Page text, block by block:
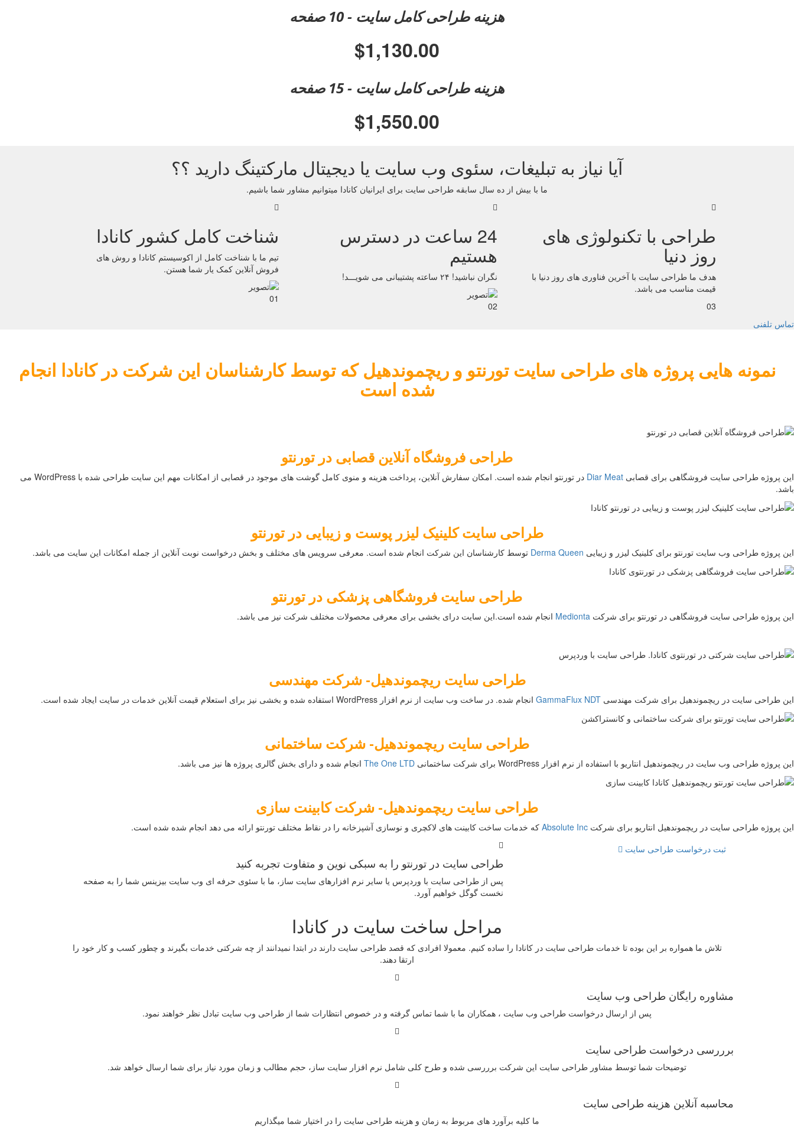
هزینه طراحی کامل سایت - 10 صفحه
$1,130.00
هزینه طراحی کامل سایت - 15 صفحه
$1,550.00
آیا نیاز به تبلیغات، سئوی وب سایت یا دیجیتال مارکتینگ دارید ؟؟
ما با بیش از ده سال سابقه طراحی سایت برای ایرانیان کانادا میتوانیم مشاور شما باشیم.
شناخت کامل کشور کانادا
تیم ما با شناخت کامل از اکوسیستم کانادا و روش های
فروش آنلاین کمک یار شما هستن.
01
24 ساعت در دسترس
هستیم
نگران نباشید! ۲۴ ساعته پشتیبانی می شویـــد!
02
طراحی با تکنولوژی های
روز دنیا
هدف ما طراحی سایت با آخرین فناوری های روز دنیا با
قیمت مناسب می باشد.
03
تماس تلفنی
نمونه هایی پروژه های طراحی سایت تورنتو و ریچموندهیل که توسط کارشناسان این شرکت در کانادا انجام
شده است
طراحی فروشگاه آنلاین قصابی در تورنتو
این پروژه طراحی سایت فروشگاهی برای قصابی Diar Meat
در تورنتو انجام شده است. امکان سفارش آنلاین، پرداخت هزینه و منوی کامل گوشت های موجود در قصابی از امکانات مهم این سایت طراحی شده با WordPress می
باشد.
طراحی سایت کلینیک لیزر پوست و زیبایی در تورنتو
این پروژه طراحی وب سایت تورنتو برای کلینیک لیزر و زیبایی Derma Queen توسط کارشناسان این شرکت انجام شده است. معرفی سرویس های مختلف و بخش درخواست نوبت آنلاین از جمله امکانات این سایت می باشد.
طراحی سایت فروشگاهی پزشکی در تورنتو
این پروژه طراحی سایت فروشگاهی در تورنتو برای شرکت Medionta انجام شده است.این سایت درای بخشی برای معرفی محصولات مختلف شرکت نیز می باشد.
طراحی سایت ریچموندهیل- شرکت مهندسی
این طراحی سایت در ریچموندهیل برای شرکت مهندسی GammaFlux NDT انجام شده. در ساخت وب سایت از نرم افزار WordPress استفاده شده و بخشی نیز برای استعلام قیمت آنلاین خدمات در سایت ایجاد شده است.
طراحی سایت ریچموندهیل- شرکت ساختمانی
این پروژه طراحی وب سایت در ریچموندهیل انتاریو با استفاده از نرم افزار WordPress برای شرکت ساختمانی The One LTD انجام شده و دارای بخش گالری پروژه ها نیز می باشد.
طراحی سایت ریچموندهیل- شرکت کابینت سازی
این پروژه طراحی سایت در ریچموندهیل انتاریو برای شرکت Absolute Inc که خدمات ساخت کابینت های لاکچری و نوسازی آشپزخانه را در نقاط مختلف تورنتو ارائه می دهد انجام شده شده است.
طراحی سایت در تورنتو را به سبکی نوین و متفاوت تجربه کنید
پس از طراحی سایت با وردپرس یا سایر نرم افزارهای سایت ساز، ما با سئوی حرفه ای وب سایت بیزینس شما را به صفحه
نخست گوگل خواهیم آورد.
ثبت درخواست طراحی سایت
مراحل ساخت سایت در کانادا
تلاش ما همواره بر این بوده تا خدمات طراحی سایت در کانادا را ساده کنیم. معمولا افرادی که قصد طراحی سایت دارند در ابتدا نمیدانند از چه شرکتی خدمات بگیرند و چطور کسب و کار خود را
ارتقا دهند.
مشاوره رایگان طراحی وب سایت
پس از ارسال درخواست طراحی وب سایت ، همکاران ما با شما تماس گرفته و در خصوص انتظارات شما از طراحی وب سایت تبادل نظر خواهند نمود.
برررسی درخواست طراحی سایت
توضیحات شما توسط مشاور طراحی سایت این شرکت برررسی شده و طرح کلی شامل نرم افزار سایت ساز، حجم مطالب و زمان مورد نیاز برای شما ارسال خواهد شد.
محاسبه آنلاین هزینه طراحی سایت
ما کلیه برآورد های مربوط به زمان و هزینه طراحی سایت را در اختیار شما میگذاریم